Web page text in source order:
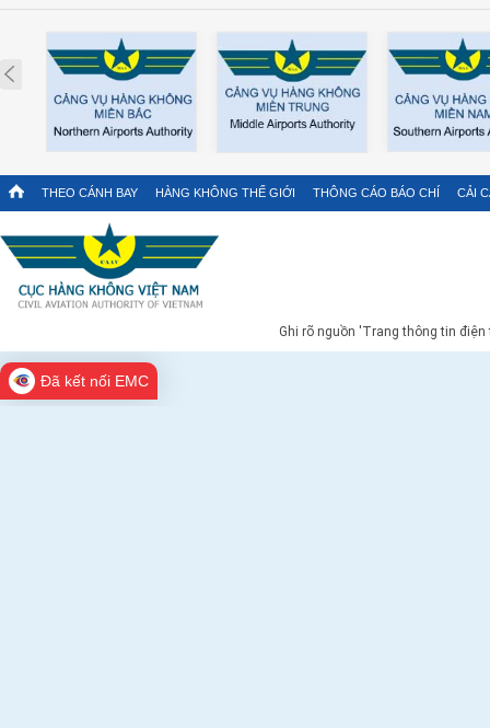
Prev
THEO CÁNH BAY HÀNG KHÔNG THẾ GIỚI THÔNG CÁO BÁO CHÍ CẢI
Ghi rõ nguồn 'Trang thông tin
Đã kết nối EMC